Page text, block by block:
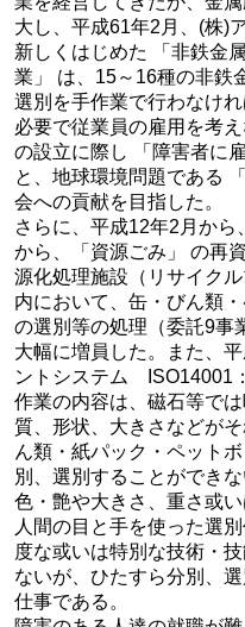
大し、平成61年2月、(株)
新しくはじめた 「非鉄金
業」 は、15～16種の非鉄
選別を手作業で行わなけ
必要で従業員の雇用を考
の設立に際し 「障害者に
と、地球環境問題である
会への貢献を目指した。
さらに、平成12年2月か
から、「資源ごみ」 の再
源化処理施設（リサイク
内において、缶・びん類
の選別等の処理（委託9事
大幅に増員した。また、
ントシステム ISO14001
作業の内容は、磁石等で
質、形状、大きさなどが
ん類・紙パック・ペット
別、選別することができ
色・艶や大きさ、重さ或
人間の目と手を使った選
度な或いは特別な技術・
ないが、ひたすら分別、
仕事である。